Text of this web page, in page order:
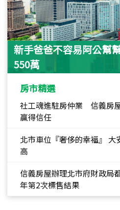
新手爸爸不容易阿公幫
550萬
房市精選
社工魂進駐房仲業 信義房
贏得信任
北市車位『奢侈的幸福』 大
高
信義房屋辦理北市府財政局
年第2次標售結果